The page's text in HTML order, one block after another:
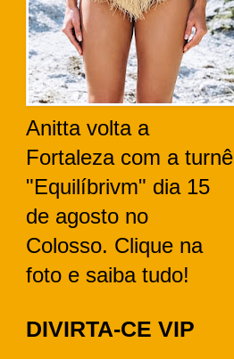
Anitta volta a
Fortaleza com a turnê
"Equilíbrivm" dia 15
de agosto no
Colosso. Clique na
foto e saiba tudo!
DIVIRTA-CE VIP